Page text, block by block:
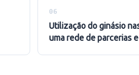
06
utilização do ginásio nas instalações e acesso a
uma rede de parcerias